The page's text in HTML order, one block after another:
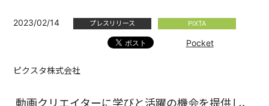
2023/02/14 プレスリリース PIXTA
Pocket
ピクスタ株式会社
動画クリエイターに学びと活躍の機会を提供し、